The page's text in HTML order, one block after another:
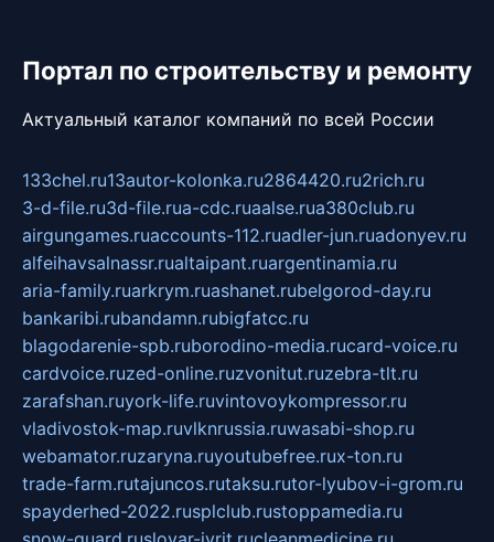
Портал по строительству и ремонту
Актуальный каталог компаний по всей России
133chel.ru13autor-kolonka.ru2864420.ru2rich.ru
3-d-file.ru3d-file.rua-cdc.ruaalse.rua380club.ru
airgungames.ruaccounts-112.ruadler-jun.ruadonyev.ru
alfeihavsalnassr.rualtaipant.ruargentinamia.ru
aria-family.ruarkrym.ruashanet.rubelgorod-day.ru
bankaribi.rubandamn.rubigfatcc.ru
blagodarenie-spb.ruborodino-media.rucard-voice.ru
cardvoice.ruzed-online.ruzvonitut.ruzebra-tlt.ru
zarafshan.ruyork-life.ruvintovoykompressor.ru
vladivostok-map.ruvlknrussia.ruwasabi-shop.ru
webamator.ruzaryna.ruyoutubefree.rux-ton.ru
trade-farm.rutajuncos.rutaksu.rutor-lyubov-i-grom.ru
spayderhed-2022.rusplclub.rustoppamedia.ru